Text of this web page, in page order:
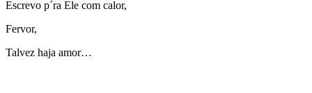
Escrevo p´ra Ele com calor,
Fervor,
Talvez haja amor…